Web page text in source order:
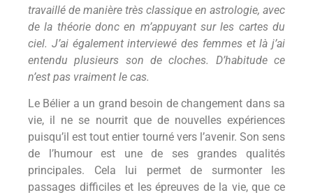
travaillé de manière très classique en astrologie, avec
de la théorie donc en m’appuyant sur les cartes du
ciel. J’ai également interviewé des femmes et là j’ai
entendu plusieurs son de cloches. D’habitude ce
n’est pas vraiment le cas.
Le Bélier a un grand besoin de changement dans sa
vie, il ne se nourrit que de nouvelles expériences
puisqu’il est tout entier tourné vers l’avenir. Son sens
de l’humour est une de ses grandes qualités
principales. Cela lui permet de surmonter les
passages difficiles et les épreuves de la vie, que ce